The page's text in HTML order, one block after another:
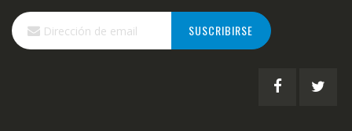
Inscríbase
a
nuestro
SUSCRIBIRSE